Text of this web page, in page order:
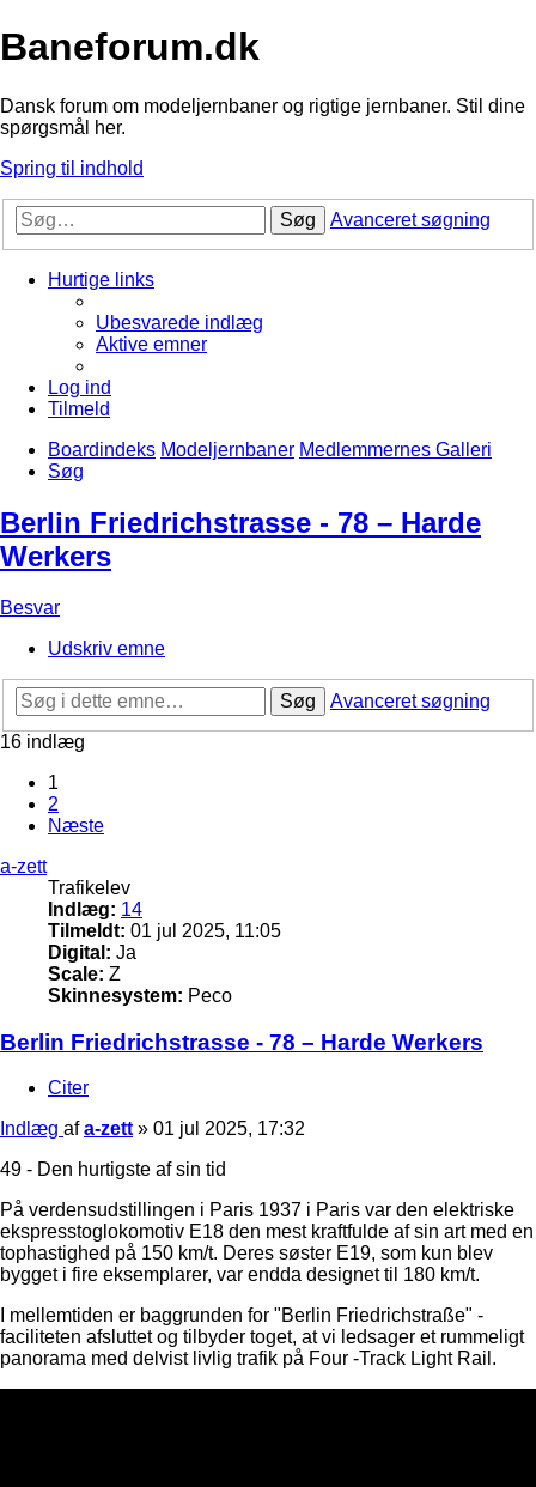
Baneforum.dk
Dansk forum om modeljernbaner og rigtige jernbaner. Stil dine
spørgsmål her.
Spring til indhold
Søg Avanceret søgning
Hurtige links
Ubesvarede indlæg
Aktive emner
Log ind
Tilmeld
Boardindeks Modeljernbaner Medlemmernes Galleri
Søg
Berlin Friedrichstrasse - 78 – Harde
Werkers
Besvar
Udskriv emne
Søg
Avanceret søgning
16 indlæg
1
2
Næste
a-zett
Trafikelev
Indlæg: 14
Tilmeldt: 01 jul 2025, 11:05
Digital: Ja
Scale: Z
Skinnesystem: Peco
Berlin Friedrichstrasse - 78 – Harde Werkers
Citer
Indlæg afa-zett » 01 jul 2025, 17:32
49 - Den hurtigste af sin tid
På verdensudstillingen i Paris 1937 i Paris var den elektriske
ekspresstoglokomotiv E18 den mest kraftfulde af sin art med en
tophastighed på 150 km/t. Deres søster E19, som kun blev
bygget i fire eksemplarer, var endda designet til 180 km/t.
I mellemtiden er baggrunden for "Berlin Friedrichstraße" -
faciliteten afsluttet og tilbyder toget, at vi ledsager et rummeligt
panorama med delvist livlig trafik på Four -Track Light Rail.